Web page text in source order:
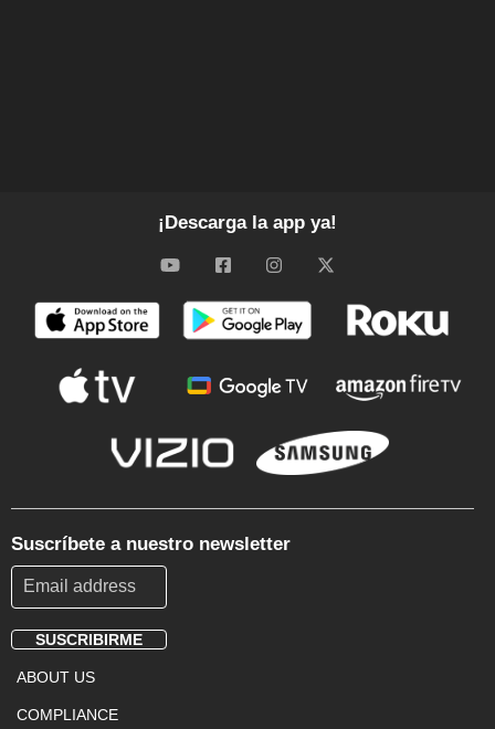
¡Descarga la app ya!
Suscríbete a nuestro newsletter
SUSCRIBIRME
Footer
Menu
ABOUT US
COMPLIANCE